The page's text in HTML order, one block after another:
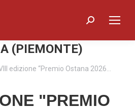
Search:
(PIEMONTE)
edizione “Premio Ostana 2026…
"PREMIO